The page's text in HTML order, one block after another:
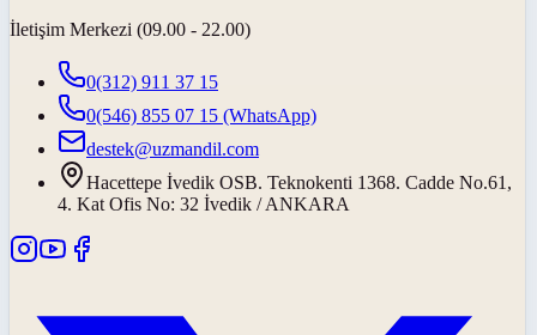
İletişim Merkezi (09.00 - 22.00)
0(312) 911 37 15
0(546) 855 07 15 (WhatsApp)
destek@uzmandil.com
Hacettepe İvedik OSB. Teknokenti 1368. Cadde No.61,
4. Kat Ofis No: 32 İvedik / ANKARA